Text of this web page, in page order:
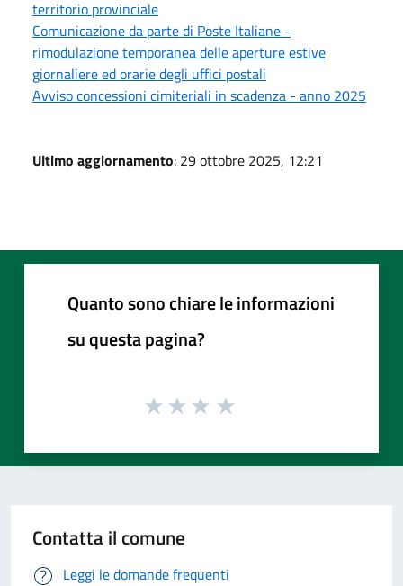
territorio provinciale
Comunicazione da parte di Poste Italiane -
rimodulazione temporanea delle aperture estive
giornaliere ed orarie degli uffici postali
Avviso concessioni cimiteriali in scadenza - anno 2025
Ultimo aggiornamento: 29 ottobre 2025, 12:21
Quanto sono chiare le informazioni
su questa pagina?
Contatta il comune
Leggi le domande frequenti